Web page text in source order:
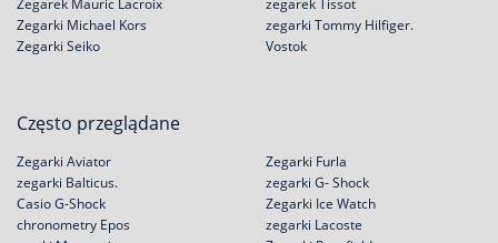
Zegarek Mauric Lacroix
Zegarki Michael Kors
Zegarki Seiko
zegarek Tissot
zegarki Tommy Hilfiger.
Vostok
Często przeglądane
Zegarki Aviator
zegarki Balticus.
Casio G-Shock
chronometry Epos
Zegarki Furla
zegarki G- Shock
Zegarki Ice Watch
zegarki Lacoste